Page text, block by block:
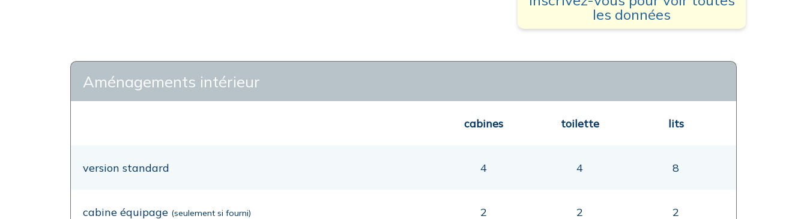
les données
Aménagements intérieur
cabines toilette lits
version standard 4 4 8
cabine équipage (seulement si fourni) 2 2 2